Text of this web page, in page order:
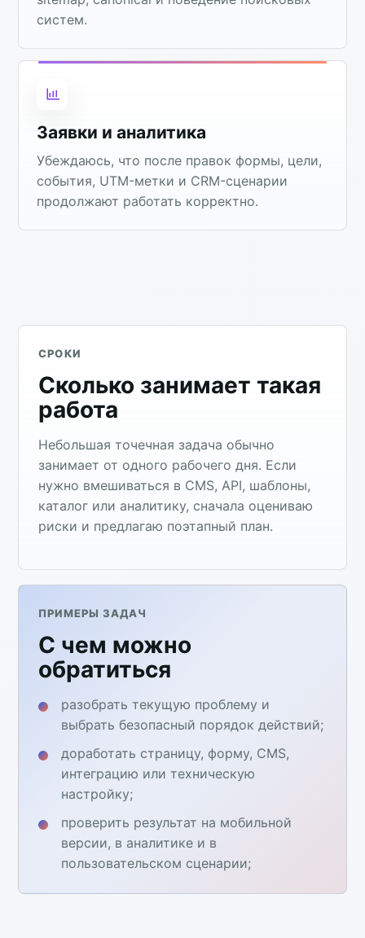
систем.
Заявки и аналитика
Убеждаюсь, что после правок формы, цели,
события, UTM-метки и CRM-сценарии
продолжают работать корректно.
СРОКИ
Сколько занимает такая
работа
Небольшая точечная задача обычно
занимает от одного рабочего дня. Если
нужно вмешиваться в CMS, API, шаблоны,
каталог или аналитику, сначала оцениваю
риски и предлагаю поэтапный план.
ПРИМЕРЫ ЗАДАЧ
С чем можно
обратиться
разобрать текущую проблему и
выбрать безопасный порядок действий;
доработать страницу, форму, CMS,
интеграцию или техническую
настройку;
проверить результат на мобильной
версии, в аналитике и в
пользовательском сценарии;